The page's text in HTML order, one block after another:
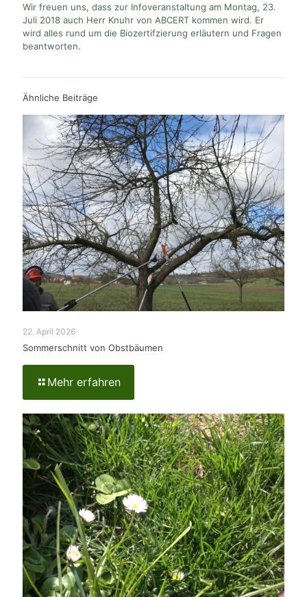
Wir freuen uns, dass zur Infoveranstaltung am Montag, 23.
Juli 2018 auch Herr Knuhr von ABCERT kommen wird. Er
wird alles rund um die Biozertifzierung erläutern und Fragen
beantworten.
Ähnliche Beiträge
22. April 2026
Sommerschnitt von Obstbäumen
Mehr erfahren